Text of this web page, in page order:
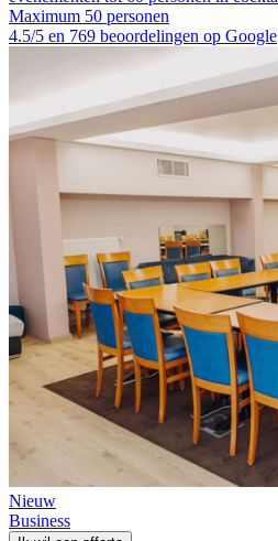
Maximum 50 personen
4.5/5 en 769 beoordelingen op Google
Nieuw
Business